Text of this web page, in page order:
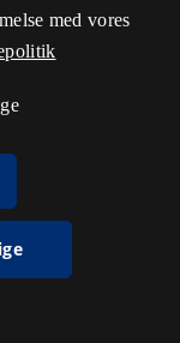
med vores